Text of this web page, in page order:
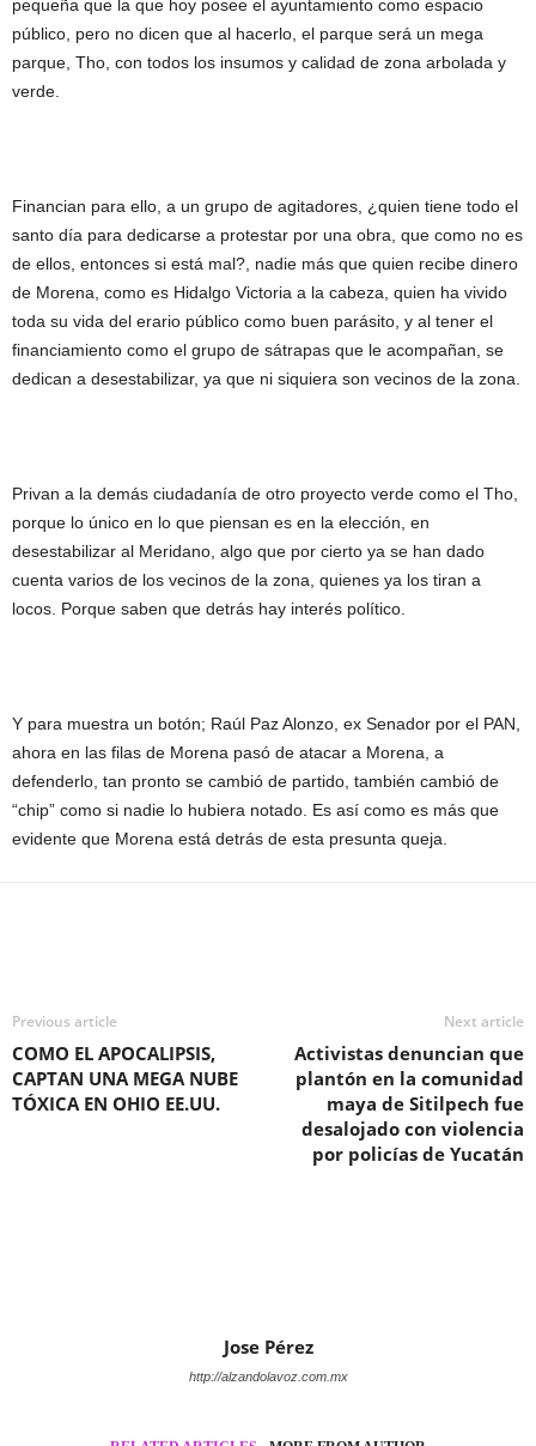
pequeña que la que hoy posee el ayuntamiento como espacio
público, pero no dicen que al hacerlo, el parque será un mega
parque, Tho, con todos los insumos y calidad de zona arbolada y
verde.
Financian para ello, a un grupo de agitadores, ¿quien tiene todo el
santo día para dedicarse a protestar por una obra, que como no es
de ellos, entonces si está mal?, nadie más que quien recibe dinero
de Morena, como es Hidalgo Victoria a la cabeza, quien ha vivido
toda su vida del erario público como buen parásito, y al tener el
financiamiento como el grupo de sátrapas que le acompañan, se
dedican a desestabilizar, ya que ni siquiera son vecinos de la zona.
Privan a la demás ciudadanía de otro proyecto verde como el Tho,
porque lo único en lo que piensan es en la elección, en
desestabilizar al Meridano, algo que por cierto ya se han dado
cuenta varios de los vecinos de la zona, quienes ya los tiran a
locos. Porque saben que detrás hay interés político.
Y para muestra un botón; Raúl Paz Alonzo, ex Senador por el PAN,
ahora en las filas de Morena pasó de atacar a Morena, a
defenderlo, tan pronto se cambió de partido, también cambió de
“chip” como si nadie lo hubiera notado. Es así como es más que
evidente que Morena está detrás de esta presunta queja.
Previous article
COMO EL APOCALIPSIS,
CAPTAN UNA MEGA NUBE
TÓXICA EN OHIO EE.UU.
Next article
Activistas denuncian que
plantón en la comunidad
maya de Sitilpech fue
desalojado con violencia
por policías de Yucatán
Jose Pérez
http://alzandolavoz.com.mx